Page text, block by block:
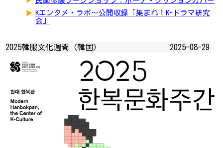
▶ Kエンタメ・ラボ～公開収録「集まれ！K-ドラマ研究
会」
2025韓服文化週間（韓国） 2025-08-29